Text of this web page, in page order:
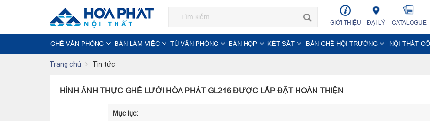
GIỚI THIỆU ĐẠI LÝ CATALOGUE
GHẾ VĂN PHÒNG BÀN LÀM VIỆC TỦ VĂN PHÒNG BÀN HỌP KÉT SẮT BÀN GHẾ HỘI TRƯỜNG NỘI THẤT
Trang chủ Tin tức
HÌNH ẢNH THỰC GHẾ LƯỚI HÒA PHÁT GL216 ĐƯỢC LẮP ĐẶT HOÀN THIỆN
Mục lục: